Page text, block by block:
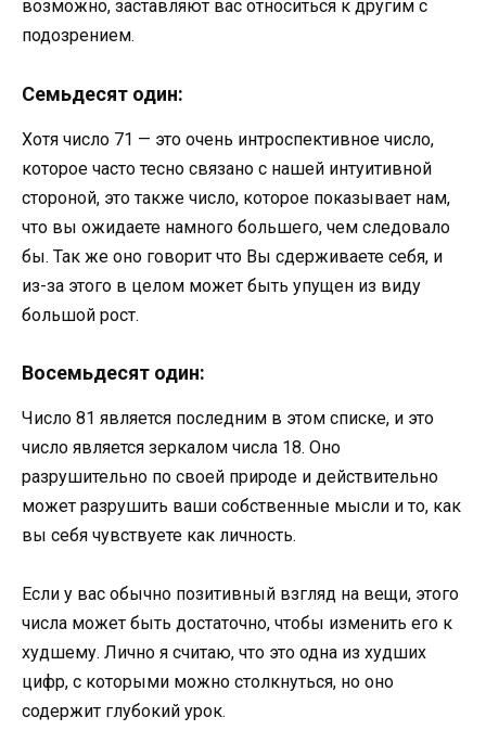
возможно, заставляют вас относиться к другим с
подозрением.
Семьдесят один:
Хотя число 71 — это очень интроспективное число,
которое часто тесно связано с нашей интуитивной
стороной, это также число, которое показывает нам,
что вы ожидаете намного большего, чем следовало
бы. Так же оно говорит что Вы сдерживаете себя, и
из-за этого в целом может быть упущен из виду
большой рост.
Восемьдесят один:
Число 81 является последним в этом списке, и это
число является зеркалом числа 18. Оно
разрушительно по своей природе и действительно
может разрушить ваши собственные мысли и то, как
вы себя чувствуете как личность.
Если у вас обычно позитивный взгляд на вещи, этого
числа может быть достаточно, чтобы изменить его к
худшему. Лично я считаю, что это одна из худших
цифр, с которыми можно столкнуться, но оно
содержит глубокий урок.